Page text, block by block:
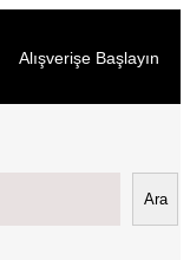
Alışverişe Başlayın
Ara